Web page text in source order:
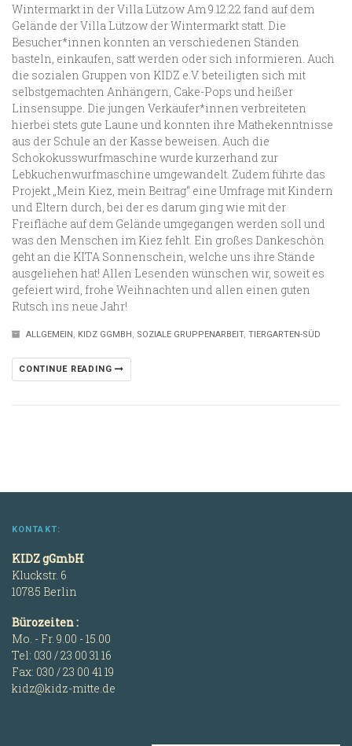
Wintermarkt in der Villa Lützow Am 9.12.22 fand auf dem
Gelände der Villa Lützow der Wintermarkt statt. Die
Besucher*innen konnten an verschiedenen Ständen
basteln, einkaufen, satt werden oder sich informieren. Auch
die sozialen Gruppen von KIDZ e.V. beteiligten sich mit
selbstgemachten Anhängern, Cake-Pops und heißer
Linsensuppe. Die jungen Verkäufer*innen verbreiteten
hierbei stets gute Laune und konnten ihre Mathekenntnisse
aus der Schule an der Kasse beweisen. Auch die
Schokokusswurfmaschine wurde kurzerhand zur
Lebkuchenwurfmaschine umgewandelt. Zudem führte das
Projekt „Mein Kiez, mein Beitrag“ eine Umfrage mit Kindern
und Eltern durch, bei der es darum ging wie mit der
Freifläche auf dem Gelände umgegangen werden soll und
was den Menschen im Kiez fehlt. Ein großes Dankeschön
geht an die KITA Sonnenschein, welche uns ihre Stände
ausgeliehen hat! Allen Lesenden wünschen wir, soweit es
gefeiert wird, frohe Weihnachten und allen einen guten
Rutsch ins neue Jahr!
ALLGEMEIN, KIDZ GGMBH, SOZIALE GRUPPENARBEIT, TIERGARTEN-SÜD
CONTINUE READING
KONTAKT:
KIDZ gGmbH
Kluckstr. 6
10785 Berlin
Bürozeiten :
Mo. - Fr. 9.00 - 15.00
Tel: 030 / 23 00 31 16
Fax: 030 / 23 00 41 19
kidz@kidz-mitte.de